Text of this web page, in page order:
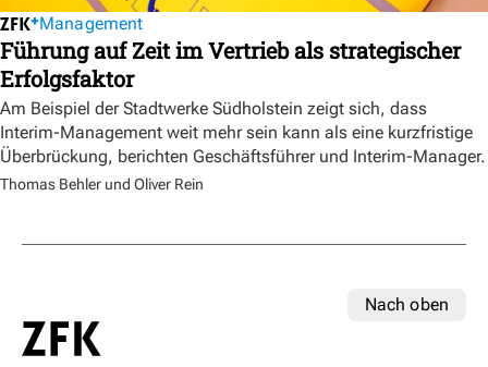
Management
Führung auf Zeit im Vertrieb als strategischer
Erfolgsfaktor
Am Beispiel der Stadtwerke Südholstein zeigt sich, dass
Interim-Management weit mehr sein kann als eine kurzfristige
Überbrückung, berichten Geschäftsführer und Interim-Manager.
Thomas Behler und Oliver Rein
Nach oben